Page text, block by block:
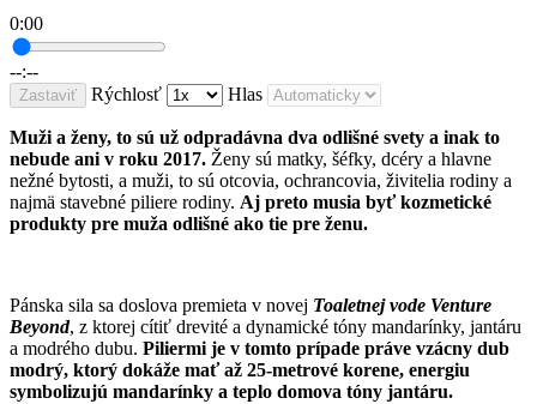
0:00
--:--
Zastaviť Rýchlosť Hlas
Muži a ženy, to sú už odpradávna dva odlišné svety a inak to
nebude ani v roku 2017. Ženy sú matky, šéfky, dcéry a hlavne
nežné bytosti, a muži, to sú otcovia, ochrancovia, živitelia rodiny a
najmä stavebné piliere rodiny. Aj preto musia byť kozmetické
produkty pre muža odlišné ako tie pre ženu.
Pánska sila sa doslova premieta v novej Toaletnej vode Venture
Beyond, z ktorej cítiť drevité a dynamické tóny mandarínky, jantáru
a modrého dubu. Piliermi je v tomto prípade práve vzácny dub
modrý, ktorý dokáže mať až 25-metrové korene, energiu
symbolizujú mandarínky a teplo domova tóny jantáru.